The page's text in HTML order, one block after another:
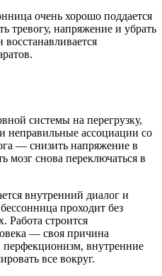
очень хорошо поддается
тревогу, напряжение и убрать
системы на перегрузку,
неправильные ассоциации со
— снизить напряжение в
мозг снова переключаться в
внутренний диалог и
проходит без
Работа строится
— своя причина
перфекционизм, внутренние
все вокруг.